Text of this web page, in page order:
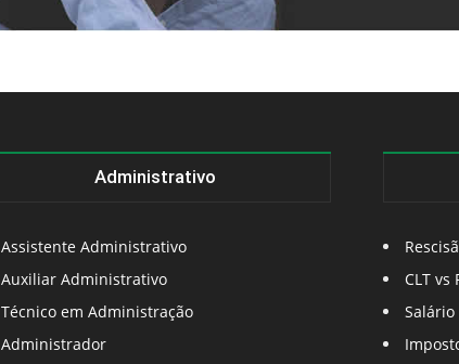
Administrativo
Assistente Administrativo
Auxiliar Administrativo
Técnico em Administração
Administrador
CLT vs